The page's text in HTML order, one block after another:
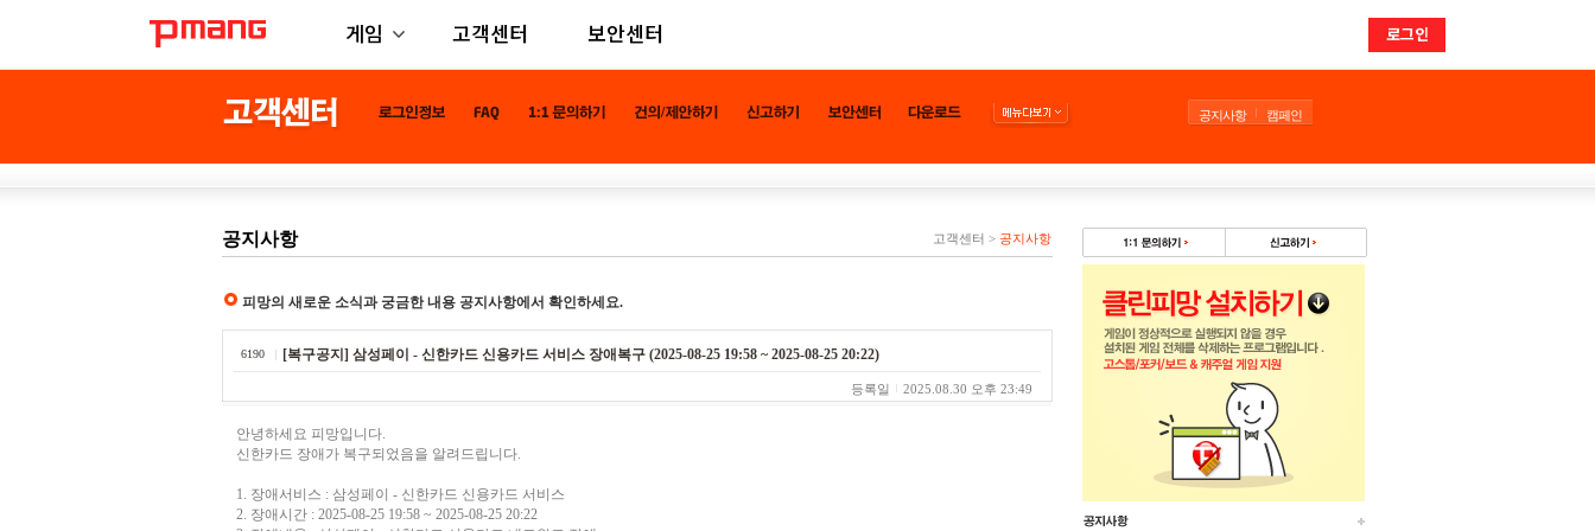
게임 고객센터 보안센터 로그인
공지사항 캠페인
공지사항 고객센터 > 공지사항
피망의 새로운 소식과 궁금한 내용 공지사항에서 확인하세요.
6190 [복구공지] 삼성페이 - 신한카드 신용카드 서비스 장애복구 (2025-08-25 19:58 ~ 2025-08-25 20:22)
등록일 2025.08.30 오후 23:49
안녕하세요 피망입니다.
신한카드 장애가 복구되었음을 알려드립니다.
1. 장애서비스 : 삼성페이 - 신한카드 신용카드 서비스
2. 장애시간 : 2025-08-25 19:58 ~ 2025-08-25 20:22